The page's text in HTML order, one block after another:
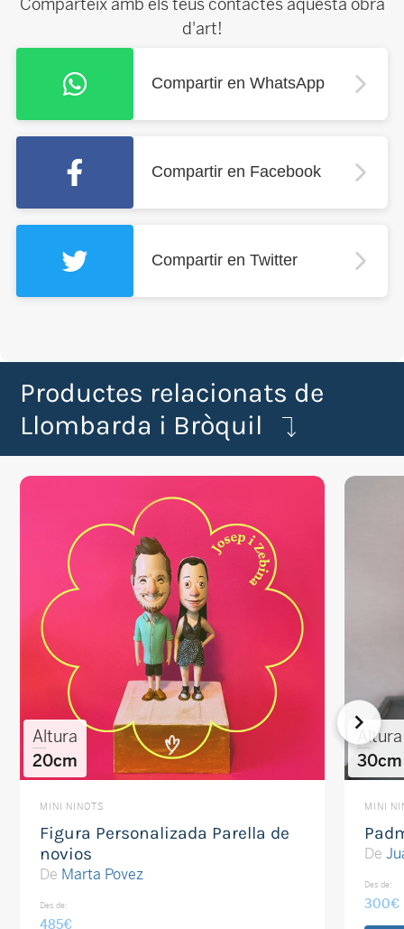
d'art!
Compartir en WhatsApp
Compartir en Facebook
Compartir en Twitter
Productes relacionats de
Llombarda i Bròquil
Altura
20cm
MINI NINOTS
Figura Personalizada Parella de
novios
De Marta Povez
Des de:
485€
Altura
30cm
MINI
De
Des de:
300€